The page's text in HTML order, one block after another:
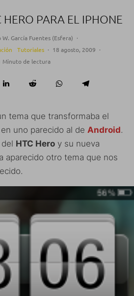
PARA EL IPHONE
García Fuentes (Esfera) ·
Tutoriales · 18 agosto, 2009 ·
Minuto de lectura
tema que transformaba el
uno parecido al de Android.
HTC Hero y su nueva
aparecido otro tema que nos